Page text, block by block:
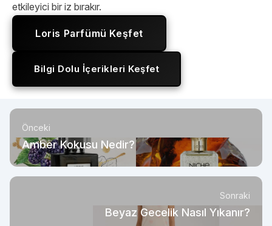
etkileyici bir iz bırakır.
Loris Parfümü Keşfet
Bilgi Dolu İçerikleri Keşfet
Önceki
Amber Kokusu Nedir?
Sonraki
Beyaz Gecelik Nasıl Yıkanır?